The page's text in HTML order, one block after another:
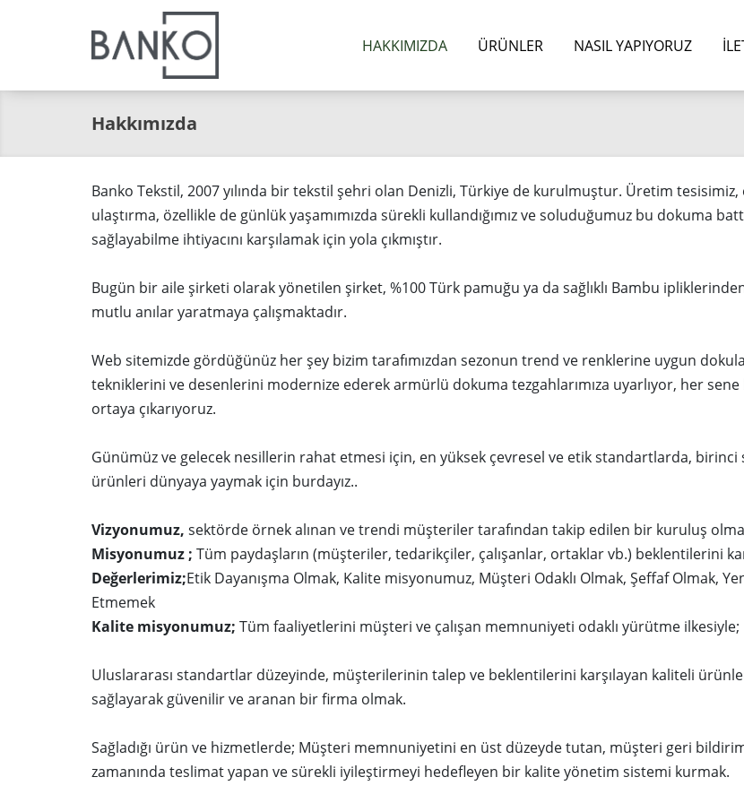
HAKKIMIZDA ÜRÜNLER NASIL YAPIYORUZ
Hakkımızda
Banko Tekstil, 2007 yılında bir tekstil şehri olan Denizli, Türkiye de kurulmuştur. Üretim
ulaştırma, özellikle de günlük yaşamımızda sürekli kullandığımız ve soluduğumuz bu dokuma
sağlayabilme ihtiyacını karşılamak için yola çıkmıştır.
Bugün bir aile şirketi olarak yönetilen şirket, %100 Türk pamuğu ya da sağlıklı Bambu
mutlu anılar yaratmaya çalışmaktadır.
Web sitemizde gördüğünüz her şey bizim tarafımızdan sezonun trend ve renklerine uygun
tekniklerini ve desenlerini modernize ederek armürlü dokuma tezgahlarımıza uyarlıyor, her
ortaya çıkarıyoruz.
Günümüz ve gelecek nesillerin rahat etmesi için, en yüksek çevresel ve etik standartlarda,
ürünleri dünyaya yaymak için burdayız..
Vizyonumuz, sektörde örnek alınan ve trendi müşteriler tarafından takip edilen bir kuruluş
Misyonumuz ; Tüm paydaşların (müşteriler, tedarikçiler, çalışanlar, ortaklar vb.) beklentilerini
Değerlerimiz;Etik Dayanışma Olmak, Kalite misyonumuz, Müşteri Odaklı Olmak, Şeffaf Olmak,
Etmemek
Kalite misyonumuz; Tüm faaliyetlerini müşteri ve çalışan memnuniyeti odaklı yürütme ilkesiyle;
Uluslararası standartlar düzeyinde, müşterilerinin talep ve beklentilerini karşılayan kaliteli
sağlayarak güvenilir ve aranan bir firma olmak.
Sağladığı ürün ve hizmetlerde; Müşteri memnuniyetini en üst düzeyde tutan, müşteri geri
zamanında teslimat yapan ve sürekli iyileştirmeyi hedefleyen bir kalite yönetim sistemi kurmak.